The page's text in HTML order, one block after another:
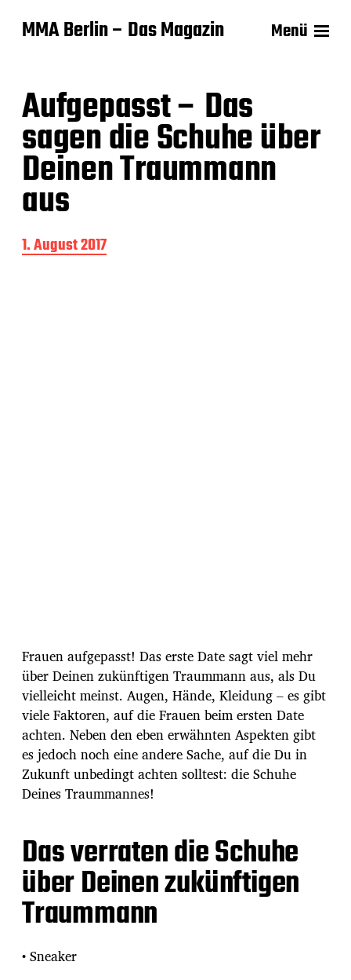
MMA Berlin – Das Magazin Menü
Aufgepasst – Das
sagen die Schuhe über
Deinen Traummann
aus
B
e
1. August 2017
Frauen aufgepasst! Das erste Date sagt viel mehr
über Deinen zukünftigen Traummann aus, als Du
vielleicht meinst. Augen, Hände, Kleidung – es gibt
viele Faktoren, auf die Frauen beim ersten Date
achten. Neben den eben erwähnten Aspekten gibt
es jedoch noch eine andere Sache, auf die Du in
Zukunft unbedingt achten solltest: die Schuhe
Deines Traummannes!
Das verraten die Schuhe
über Deinen zukünftigen
Traummann
• Sneaker